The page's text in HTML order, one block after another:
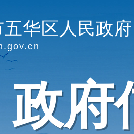
五华区人民政府
政府